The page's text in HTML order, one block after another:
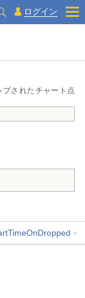
ログイン
されたチャート点